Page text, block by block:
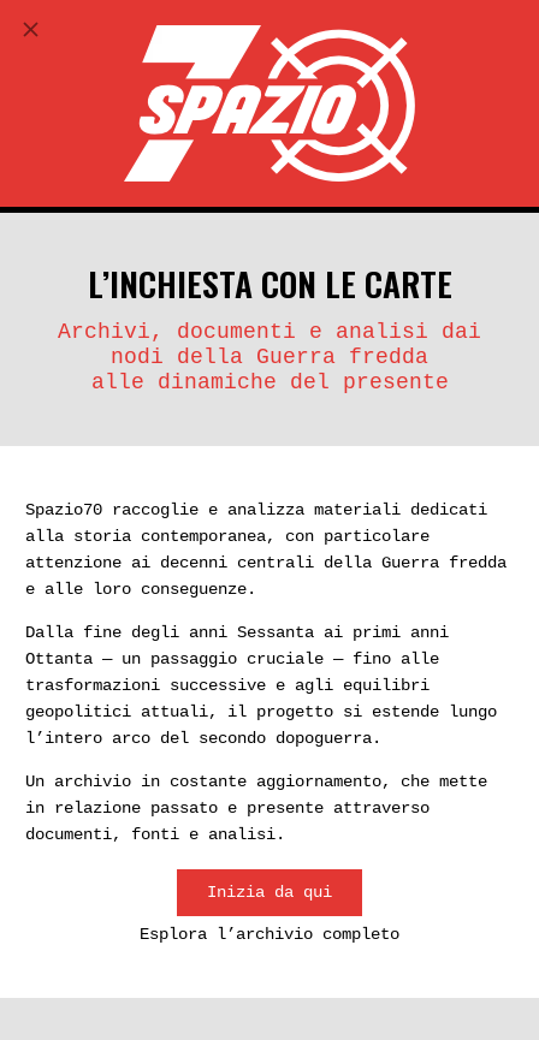
ABBONATI
search account_circle
L’INCHIESTA CON LE CARTE
Archivi, documenti e analisi dai
nodi della Guerra fredda
alle dinamiche del presente
Spazio70 raccoglie e analizza materiali dedicati
alla storia contemporanea, con particolare
attenzione ai decenni centrali della Guerra fredda
e alle loro conseguenze.
Dalla fine degli anni Sessanta ai primi anni
Ottanta — un passaggio cruciale — fino alle
trasformazioni successive e agli equilibri
geopolitici attuali, il progetto si estende lungo
l’intero arco del secondo dopoguerra.
Un archivio in costante aggiornamento, che mette
in relazione passato e presente attraverso
documenti, fonti e analisi.
Inizia da qui
Esplora l’archivio completo